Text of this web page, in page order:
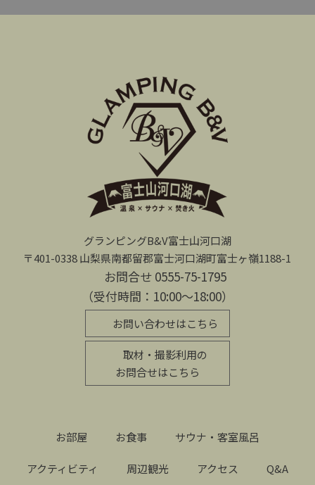
グランピングB&V富士山河口湖
〒401-0338 ⼭梨県南都留郡富⼠河⼝湖町富⼠ヶ嶺1188-1
お問合せ 0555-75-1795
（受付時間：10:00〜18:00）
お問い合わせはこちら
取材・撮影利用の
お問合せはこちら
お部屋 お食事 サウナ・客室風呂
アクティビティ 周辺観光 アクセス Q&A